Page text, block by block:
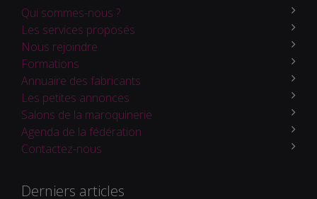
Qui sommes-nous ?
Les services proposés
Nous rejoindre
Formations
Annuaire des fabricants
Les petites annonces
Salons de la maroquinerie
Agenda de la fédération
Contactez-nous
Derniers articles